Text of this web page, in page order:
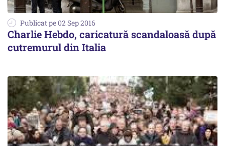
Publicat pe 02 Sep 2016
Charlie Hebdo, caricatură scandaloasă după
cutremurul din Italia